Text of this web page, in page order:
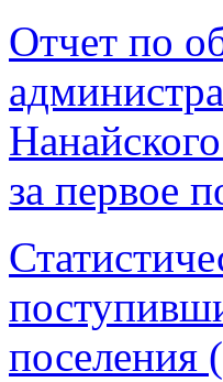
Отчет по
за первое
поселения